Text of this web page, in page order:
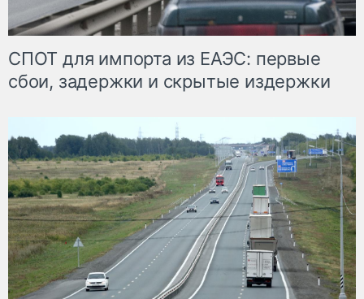
СПОТ для импорта из ЕАЭС: первые
сбои, задержки и скрытые издержки